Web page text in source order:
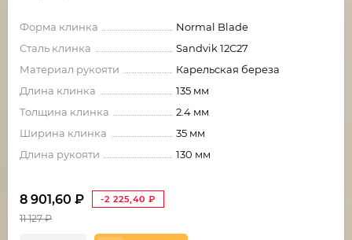
Форма клинка
Normal Blade
Сталь клинка
Sandvik 12C27
Материал рукояти
Карельская береза
Длина клинка
135 мм
Толщина клинка
2.4 мм
Ширина клинка
35 мм
Длина рукояти
130 мм
8 901,60 ₽ -2 225,40 ₽
11 127₽